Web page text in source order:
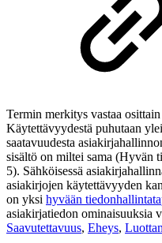
Termin merkitys vastaa
Käytettävyydestä puhutaan
saatavuudesta
sisältö on miltei sama (Hyvän
5). Sähköisessä
asiakirjojen käytettävyyden
on yksi hyvään
asiakirjatiedon ominaisuuksia
Saavutettavuus, Eheys,